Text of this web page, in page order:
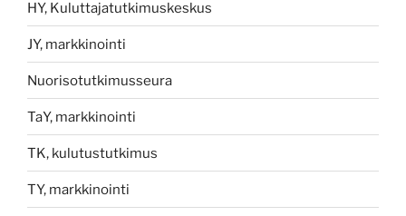
HY, Kuluttajatutkimuskeskus
JY, markkinointi
Nuorisotutkimusseura
TaY, markkinointi
TK, kulutustutkimus
TY, markkinointi